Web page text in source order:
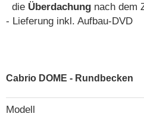
die Überdachung nach dem
- Lieferung inkl. Aufbau-DVD
Cabrio DOME - Rundbecken
Modell